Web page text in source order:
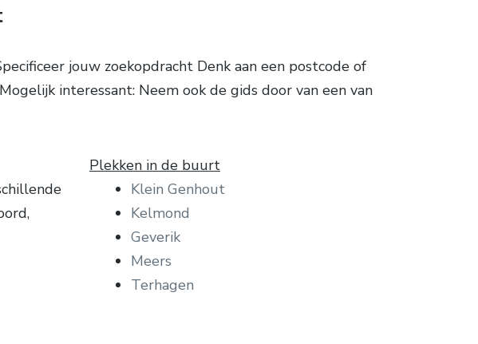
jouw zoekopdracht Denk aan een postcode of
interessant: Neem ook de gids door van een van
Plekken in de buurt
Klein Genhout
Kelmond
Geverik
Meers
Terhagen